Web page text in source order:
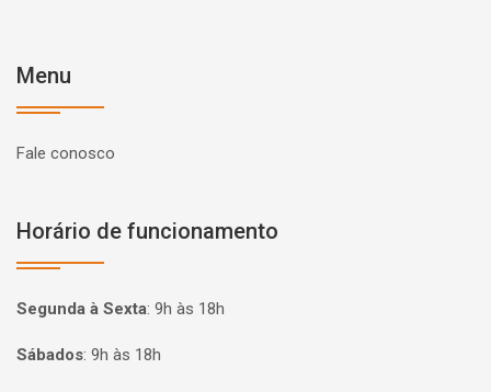
Menu
Fale conosco
Horário de funcionamento
Segunda à Sexta: 9h às 18h
Sábados: 9h às 18h